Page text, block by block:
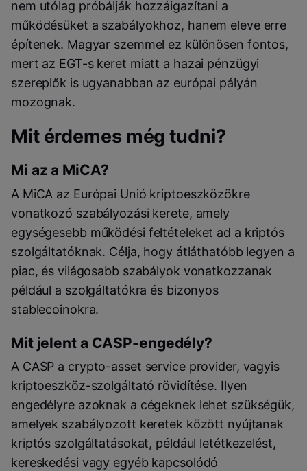
nem utólag próbálják hozzáigazítani a
működésüket a szabályokhoz, hanem eleve erre
építenek. Magyar szemmel ez különösen fontos,
mert az EGT-s keret miatt a hazai pénzügyi
szereplők is ugyanabban az európai pályán
mozognak.
Mit érdemes még tudni?
Mi az a MiCA?
A MiCA az Európai Unió kriptoeszközökre
vonatkozó szabályozási kerete, amely
egységesebb működési feltételeket ad a kriptós
szolgáltatóknak. Célja, hogy átláthatóbb legyen a
piac, és világosabb szabályok vonatkozzanak
például a szolgáltatókra és bizonyos
stablecoinokra.
Mit jelent a CASP-engedély?
A CASP a crypto-asset service provider, vagyis
kriptoeszköz-szolgáltató rövidítése. Ilyen
engedélyre azoknak a cégeknek lehet szükségük,
amelyek szabályozott keretek között nyújtanak
kriptós szolgáltatásokat, például letétkezelést,
kereskedési vagy egyéb kapcsolódó